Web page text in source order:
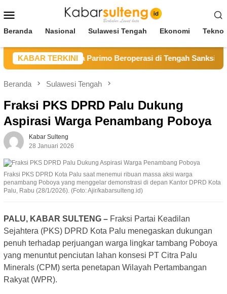
ke
Mobile
Beranda Nasional Sulawesi Tengah Ekonomi
KABAR TERKINI
Sirtu Baliara Parimo Beroperasi di Tengah Sanksi ESDM
Beranda Sulawesi Tengah
Fraksi PKS DPRD Palu Dukung
Aspirasi Warga Penambang Poboya
Kabar Sulteng
28 Januari 2026
Fraksi PKS DPRD Kota Palu saat menemui ribuan massa aksi warga
penambang Poboya yang menggelar demonstrasi di depan Kantor DPRD Kota
Palu, Rabu (28/1/2026). (Foto: Ajir/kabarsulteng.id)
PALU, KABAR SULTENG – Fraksi Partai Keadilan
Sejahtera (PKS) DPRD Kota Palu menegaskan dukungan
penuh terhadap perjuangan warga lingkar tambang Poboya
yang menuntut penciutan lahan konsesi PT Citra Palu
Minerals (CPM) serta penetapan Wilayah Pertambangan
Rakyat (WPR).